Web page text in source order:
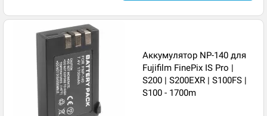
Аккумулятор NP-140 для
Fujifilm FinePix IS Pro |
S200 | S200EXR | S100FS |
S100 - 1700m